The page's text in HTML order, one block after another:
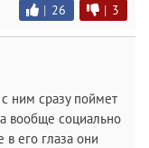
| 26 | 3
с ним сразу поймет
вообще социально
его глаза они